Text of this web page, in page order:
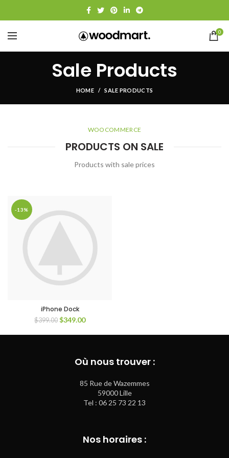
0
Sale Products
HOME SALE PRODUCTS
WOOCOMMERCE
PRODUCTS ON SALE
Products with sale prices
-13%
iPhone Dock
$399.00 $349.00
Où nous trouver :
85 Rue de Wazemmes
59000 Lille
Tel : 06 25 73 22 13
Nos horaires :